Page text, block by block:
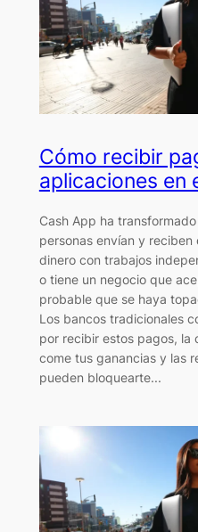
Cómo recibir
aplicaciones en
Cash App ha
personas envían y
dinero con trabajos
o tiene un negocio que
probable que se haya
Los bancos tradicionales
por recibir estos pagos, la
come tus ganancias y las
pueden bloquearte...